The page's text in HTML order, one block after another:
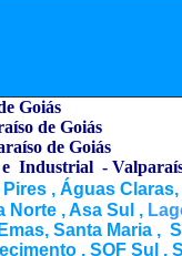
Goiás
de Goiás
de Goiás
e Industrial -
, Águas
Norte , Asa Sul ,
Santa Maria ,
, SOF Sul ,